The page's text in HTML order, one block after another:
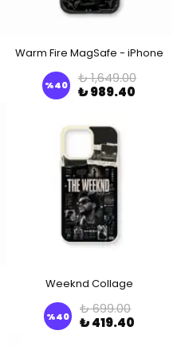
Warm Fire MagSafe - iPhone
%40
₺ 1,649.00
₺ 989.40
Weeknd Collage
%40
₺ 699.00
₺ 419.40